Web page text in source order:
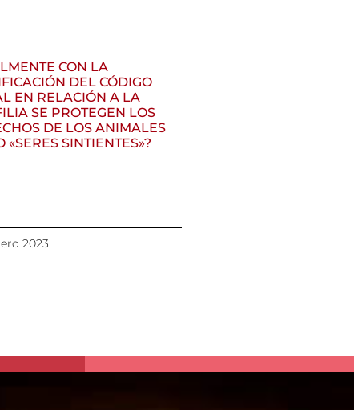
CON LA
DEL CÓDIGO
EN RELACIÓN A LA
SE PROTEGEN LOS
DE LOS ANIMALES
«SERES SINTIENTES»?
2023